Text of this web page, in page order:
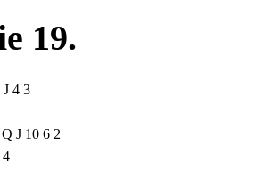
19.
J 4 3
J 10 6 2
4